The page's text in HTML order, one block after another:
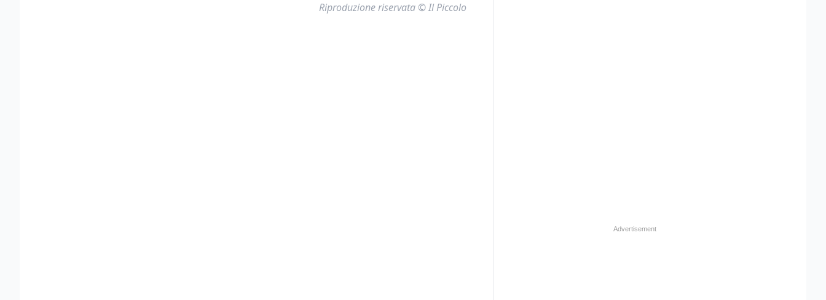
Riproduzione riservata © Il Piccolo